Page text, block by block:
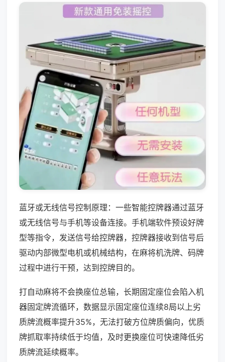
蓝牙或无线信号控制原理：一些智能控牌器通过蓝牙
或无线信号与手机等设备连接。手机端软件预设好牌
型等指令，发送信号给控牌器，控牌器接收到信号后
驱动内部微型电机或机械结构，在麻将机洗牌、码牌
过程中进行干预，达到控牌目的。
打自动麻将不会换座位总输，长期固定座位会陷入机
器固定牌流循环，数据显示固定座位连续8局以上劣
质牌流概率提升35%，无法打破方位牌质偏向，优质
牌抓取率持续低于均值，及时更换座位可快速降低劣
质牌流延续概率。